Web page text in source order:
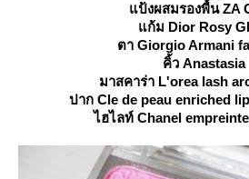
ป้งผสมรองพื้น ZA
ก้ม Dior Rosy
ตา Giorgio Armani
คิ้ว Anastasia
มาสคาร่า L'orea lash
ปาก Cle de peau enriched
ไฮไลท์ Chanel